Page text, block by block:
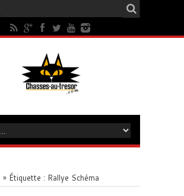
» Étiquette : Rallye Schéma